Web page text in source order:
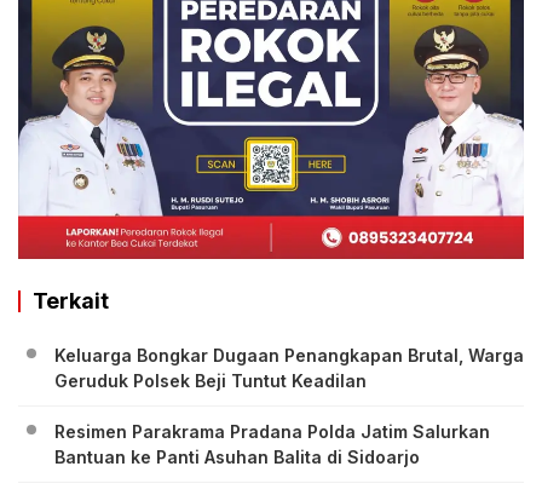
Terkait
Keluarga Bongkar Dugaan Penangkapan Brutal, Warga
Geruduk Polsek Beji Tuntut Keadilan
Resimen Parakrama Pradana Polda Jatim Salurkan
Bantuan ke Panti Asuhan Balita di Sidoarjo